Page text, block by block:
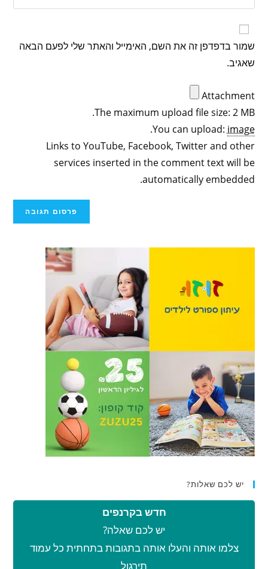
שמור בדפדפן זה את השם, האימייל והאתר שלי לפעם הבאה
שאגיב.
Attachment
The maximum upload file size: 2 MB.
You can upload: image
.
Links to YouTube, Facebook, Twitter and other
services inserted in the comment text will be
automatically embedded.
יש לכם שאלות?
חדש בקרנפים
יש לכם שאלה?
צלמו אותה והעלו אותה בתגובות בתחתית כל עמוד
תירגול